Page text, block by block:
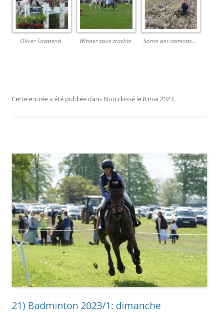
Oliver Townend Winner sous crachin Sortie des camions…
Cette entrée a été publiée dans Non classé le8 mai 2023 .
21) Badminton 2023/1: dimanche